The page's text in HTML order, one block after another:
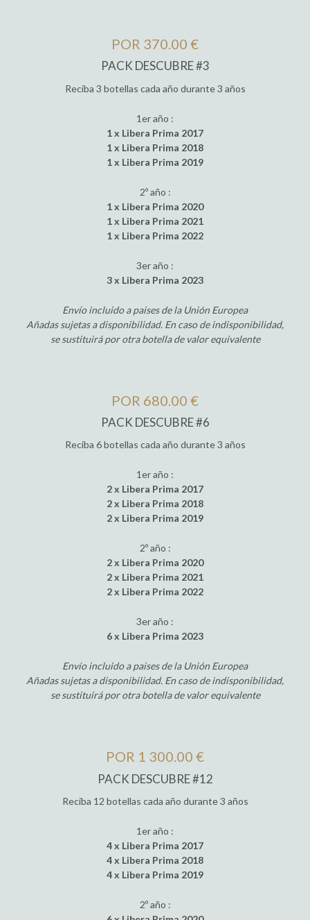
POR 370.00 €
PACK DESCUBRE #3
Reciba 3 botellas cada año durante 3 años
1er año :
1 x Libera Prima 2017
1 x Libera Prima 2018
1 x Libera Prima 2019
2º año :
1 x Libera Prima 2020
1 x Libera Prima 2021
1 x Libera Prima 2022
3er año :
3 x Libera Prima 2023
Envío incluido a paises de la Unión Europea
Añadas sujetas a disponibilidad. En caso de indisponibilidad,
se sustituirá por otra botella de valor equivalente
POR 680.00 €
PACK DESCUBRE #6
Reciba 6 botellas cada año durante 3 años
1er año :
2 x Libera Prima 2017
2 x Libera Prima 2018
2 x Libera Prima 2019
2º año :
2 x Libera Prima 2020
2 x Libera Prima 2021
2 x Libera Prima 2022
3er año :
6 x Libera Prima 2023
Envío incluido a paises de la Unión Europea
Añadas sujetas a disponibilidad. En caso de indisponibilidad,
se sustituirá por otra botella de valor equivalente
POR 1 300.00 €
PACK DESCUBRE #12
Reciba 12 botellas cada año durante 3 años
1er año :
4 x Libera Prima 2017
4 x Libera Prima 2018
4 x Libera Prima 2019
2º año :